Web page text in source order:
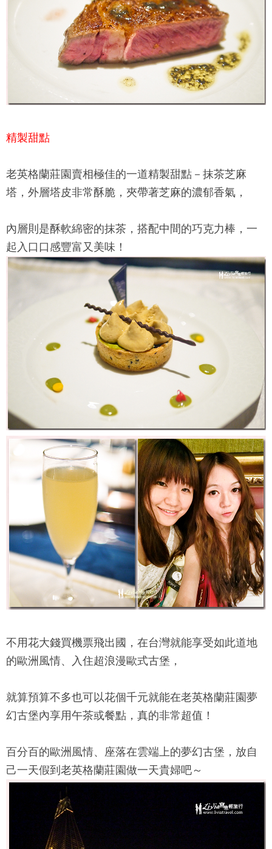
精製甜點
老英格蘭莊園賣相極佳的一道精製甜點－抹茶芝麻
塔，外層塔皮非常酥脆，夾帶著芝麻的濃郁香氣，
內層則是酥軟綿密的抹茶，搭配中間的巧克力棒，一
起入口口感豐富又美味！
不用花大錢買機票飛出國，在台灣就能享受如此道地
的歐洲風情、入住超浪漫歐式古堡，
就算預算不多也可以花個千元就能在老英格蘭莊園夢
幻古堡內享用午茶或餐點，真的非常超值！
百分百的歐洲風情、座落在雲端上的夢幻古堡，放自
己一天假到 老英格蘭莊園做一天貴婦吧～